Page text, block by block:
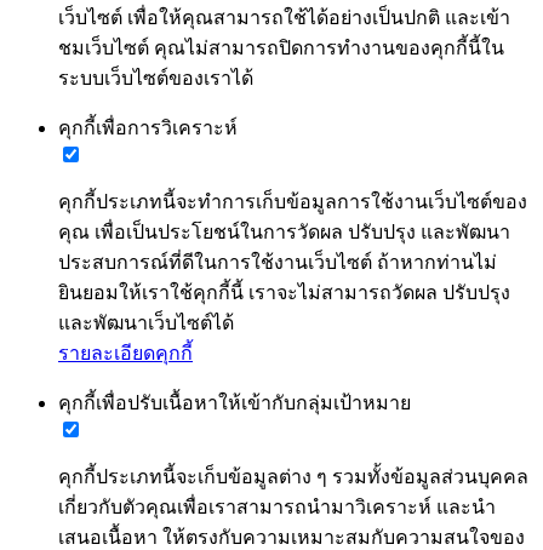
เว็บไซต์ เพื่อให้คุณสามารถใช้ได้อย่างเป็นปกติ และเข้า
ชมเว็บไซต์ คุณไม่สามารถปิดการทำงานของคุกกี้นี้ใน
ระบบเว็บไซต์ของเราได้
คุกกี้เพื่อการวิเคราะห์
คุกกี้ประเภทนี้จะทำการเก็บข้อมูลการใช้งานเว็บไซต์ของ
คุณ เพื่อเป็นประโยชน์ในการวัดผล ปรับปรุง และพัฒนา
ประสบการณ์ที่ดีในการใช้งานเว็บไซต์ ถ้าหากท่านไม่
ยินยอมให้เราใช้คุกกี้นี้ เราจะไม่สามารถวัดผล ปรับปรุง
และพัฒนาเว็บไซต์ได้
รายละเอียดคุกกี้
คุกกี้เพื่อปรับเนื้อหาให้เข้ากับกลุ่มเป้าหมาย
คุกกี้ประเภทนี้จะเก็บข้อมูลต่าง ๆ รวมทั้งข้อมูลส่วนบุคคล
เกี่ยวกับตัวคุณเพื่อเราสามารถนำมาวิเคราะห์ และนำ
เสนอเนื้อหา ให้ตรงกับความเหมาะสมกับความสนใจของ